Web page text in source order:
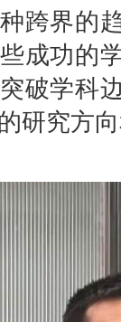
跨界的
成功的
破学科
研究方